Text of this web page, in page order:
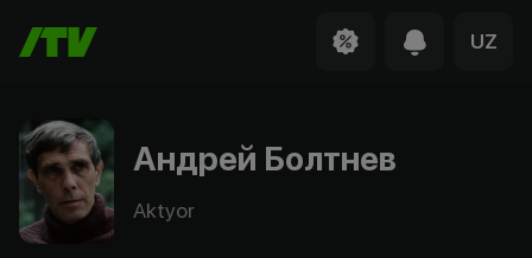
UZ
Андрей Болтнев
Aktyor